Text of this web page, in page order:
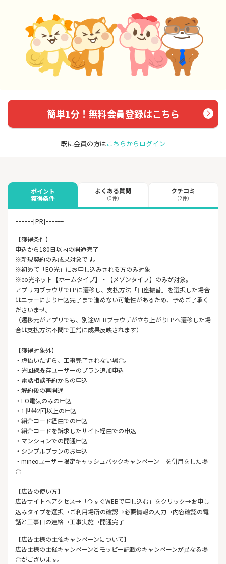
簡単1分！無料会員登録はこちら
既に会員の方はこちらからログイン
ポイント
獲得条件
よくある質問
（0件）
クチコミ
（2件）
ｰｰｰｰｰｰ[PR]ｰｰｰｰｰｰ
【獲得条件】
申込から180日以内の開通完了
※新規契約のみ成果対象です。
※初めて「EO光」にお申し込みされる方のみ対象
※eo光ネット【ホームタイプ】・【メゾンタイプ】のみが対象。
アプリ内ブラウザでLPに遷移し、支払方法「口座振替」を選択した場合
はエラーにより申込完了まで進めない可能性があるため、予めご了承く
ださいませ。
（遷移元がアプリでも、別途WEBブラウザが立ち上がりLPへ遷移した場
合は支払方法不問で正常に成果反映されます）
【獲得対象外】
・虚偽いたずら、工事完了されない場合。
・光回線既存ユーザーのプラン追加申込
・電話相談予約からの申込
・解約後の再開通
・EO電気のみの申込
・1世帯2回以上の申込
・紹介コード経由での申込
・紹介コードを訴求したサイト経由での申込
・マンションでの開通申込
・シンプルプランのお申込
・mineoユーザー限定キャッシュバックキャンペーン を併用をした場
合
【広告の使い方】
広告サイトへアクセス→「今すぐWEBで申し込む」をクリック→お申し
込みタイプを選択→ご利用場所の確認→必要情報の入力→内容確認の電
話と工事日の連絡→工事実施→開通完了
【広告主様の主催キャンペーンについて】
広告主様の主催キャンペーンとモッピー記載のキャンペーンが異なる場
合がございます。